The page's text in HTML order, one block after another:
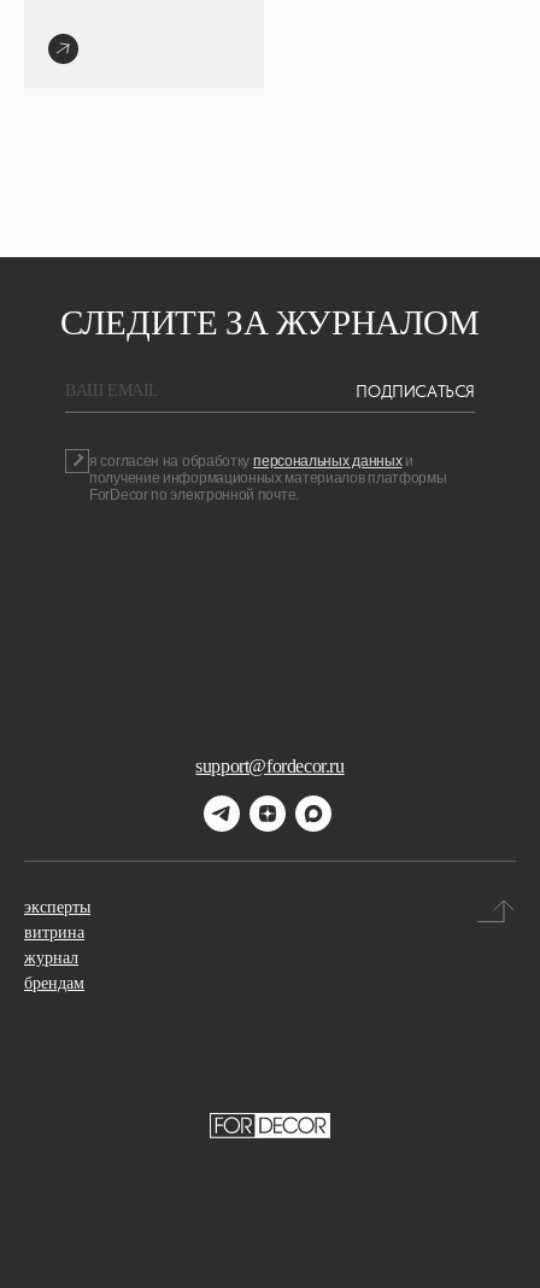
support@fordecor.ru
СЛЕДИТЕ ЗА ЖУРНАЛОМ
BAШ EMAIL ПОДПИСАТЬСЯ
я согласен на обработку персональных данных и
получение информационных материалов платформы
ForDecor по электронной почте.
эксперты
витрина
журнал
брендам